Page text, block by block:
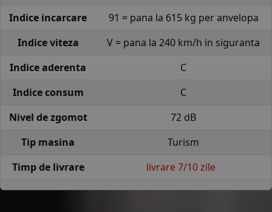
Indice incarcare
91 = pana la 615 kg per anvelopa
Indice viteza
V = pana la 240 km/h in siguranta
Indice aderenta
C
Indice consum
C
Nivel de zgomot
72 dB
Tip masina
Turism
Timp de livrare
livrare 7/10 zile